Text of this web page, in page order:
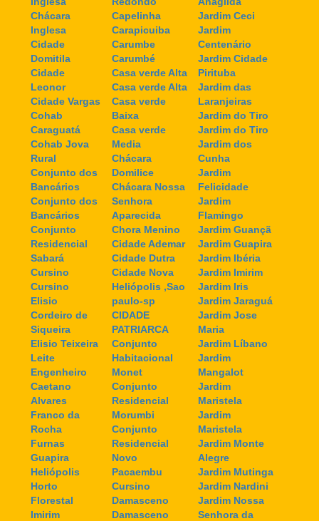
Chácara
Inglesa
Cidade
Domitila
Cidade
Leonor
Cidade Vargas
Cohab
Caraguatá
Cohab Jova
Rural
Conjunto dos
Bancários
Conjunto dos
Bancários
Conjunto
Residencial
Sabará
Cursino
Cursino
Elisio
Cordeiro de
Siqueira
Elisio Teixeira
Leite
Engenheiro
Caetano
Alvares
Franco da
Rocha
Furnas
Guapira
Heliópolis
Horto
Florestal
Imirim
Capelinha
Carapicuiba
Carumbe
Carumbé
Casa verde Alta
Casa verde Alta
Casa verde
Baixa
Casa verde
Media
Chácara
Domilice
Chácara Nossa
Senhora
Aparecida
Chora Menino
Cidade Ademar
Cidade Dutra
Cidade Nova
Heliópolis ,Sao
paulo-sp
CIDADE
PATRIARCA
Conjunto
Habitacional
Monet
Conjunto
Residencial
Morumbi
Conjunto
Residencial
Novo
Pacaembu
Cursino
Damasceno
Damasceno
Jardim Ceci
Jardim
Centenário
Jardim Cidade
Pirituba
Jardim das
Laranjeiras
Jardim do Tiro
Jardim do Tiro
Jardim dos
Cunha
Jardim
Felicidade
Jardim
Flamingo
Jardim Guançã
Jardim Guapira
Jardim Ibéria
Jardim Imirim
Jardim Iris
Jardim Jaraguá
Jardim Jose
Maria
Jardim Líbano
Jardim
Mangalot
Jardim
Maristela
Jardim
Maristela
Jardim Monte
Alegre
Jardim Mutinga
Jardim Nardini
Jardim Nossa
Senhora da